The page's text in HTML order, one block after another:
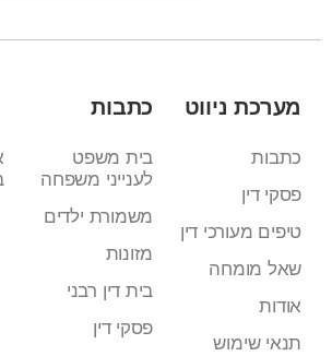
מערכת ניווט
כתבות
פסקי דין
טיפים מעורכי דין
שאל מומחה
אודות
תנאי שימוש
כתבות
בית משפט
לענייני משפחה
משמורת ילדים
מזונות
בית דין רבני
פסקי דין